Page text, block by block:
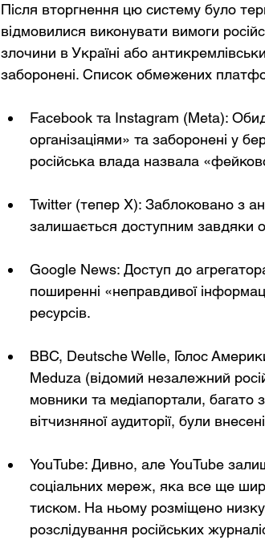
Після вторгнення цю систему було
відмовилися виконувати вимоги
злочини в Україні або
заборонені. Список обмежених
Facebook та Instagram (Meta):
організаціями» та заборонені у
російська влада назвала
Twitter (тепер X): Заблоковано з
залишається доступним завдяки
Google News: Доступ до
поширенні «неправдивої
ресурсів.
BBC, Deutsche Welle, Голос
Meduza (відомий незалежний
мовники та медіапортали, багато
вітчизняної аудиторії, були
YouTube: Дивно, але YouTube
соціальних мереж, яка все ще
тиском. На ньому розміщено
розслідування російських